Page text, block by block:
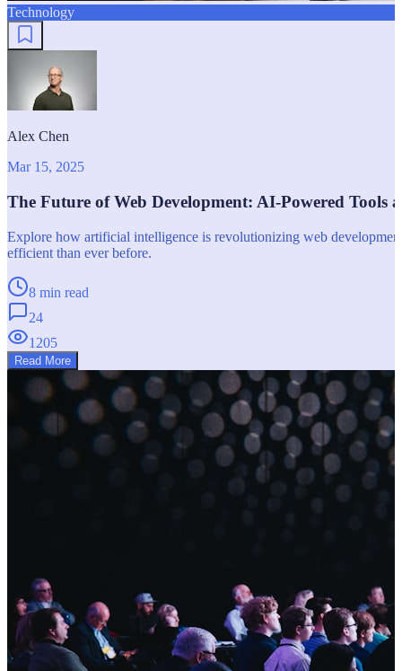
Technology
Alex Chen
Mar 15, 2025
The Future of Web Development: AI-Powered Tools
Explore how artificial intelligence is revolutionizing web
efficient than ever before.
8 min read
24
1205
Read More